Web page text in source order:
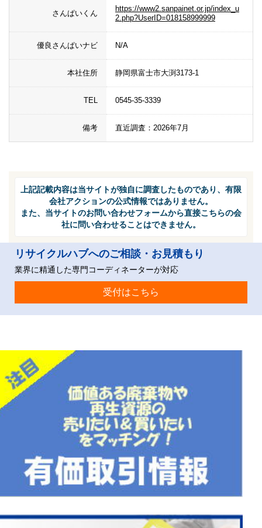
さんぱいくん
https://www2.sanpainet.or.jp/index_u
2.php?UserID=018158999999
優良さんぱいナビ N/A
本社住所 静岡県富士市大渕3173-1
TEL 0545-35-3339
備考 直近調査：2026年7月
上記記載内容は当サイトが独自に調査したものであり、有限
会社アクションの公式情報ではありません。
また、当サイトのお問い合わせフォームから直接こちらの会
社に問い合わせることはできません。
リサイクルハブへのご相談・お見積もり
業界に精通した専門コーディネーターが対応
受付はこちら